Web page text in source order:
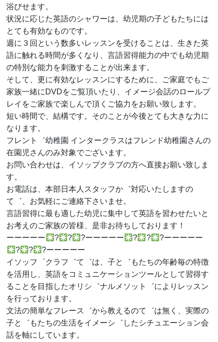
浴びせます。
状況に応じた英語のシャワーは、幼児期の子どもたちには
とても有効なものです。
週に３回という数多いレッスンを受けることは、生きた英
語に触れる時間が多くなり、言語習得能力の中でも幼児期
の特別な能力を刺激することが出来ます。
そして、更に有効なレッスンにするために、ご家庭でもご
家族一緒にDVDをご覧頂いたり、イメージ会話のロールプ
レイをご家族で楽しんで頂くご協力をお願い致します。
短い時間で、結構です。そのことが今後とても大きな力に
なります。
フレント゛幼稚園 インタークラスはフレンド幼稚園さんの
在園児さんのみ対象でございます。
お問い合わせは、イソップクラブの方へ直接お願い致しま
す。
お電話は、本部日本人スタッフか゛対応いたしますの
て゛、お気軽にご連絡下さいませ。
言語習得に最も適した幼児に集中して英語を習わせたいと
お考えのご家族の皆様、是非お待ちしております！
ーーーーー
? ? ?ーーーーー ? ?
?ーーーーー
?
?
?ーーーーー
イソッフ゜クラフ゛て゛は、子と゛もたちの年齢毎の特徴
を活用し、英語をコミュニケーションツールとして習得す
ることを目指したオリシ゛ナルメソット゛によりレッスン
を行っております。
文法の簡単なフレース゛から教えるのて゛は無く、実際の
子と゛もたちの生活をイメーシ゛したシチュエーション会
話を軸にしています。